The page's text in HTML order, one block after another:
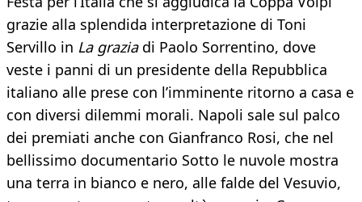
grazie alla splendida interpretazione di Toni
Servillo in La graziadi Paolo Sorrentino, dove
veste i panni di un presidente della Repubblica
italiano alle prese con l’imminente ritorno a casa e
con diversi dilemmi morali. Napoli sale sul palco
dei premiati anche con Gianfranco Rosi, che nel
bellissimo documentario Sotto le nuvole mostra
una terra in bianco e nero, alle falde del Vesuvio,